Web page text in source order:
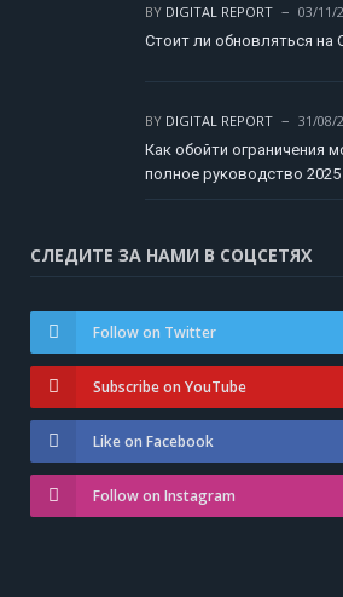
BY DIGITAL REPORT
03/11/
Стоит ли обновляться на
BY DIGITAL REPORT
31/08/
Как обойти ограничения
полное руководство 2025
СЛЕДИТЕ ЗА НАМИ В СОЦСЕТЯХ
Follow on Twitter
Subscribe on YouTube
Like on Facebook
Follow on Instagram